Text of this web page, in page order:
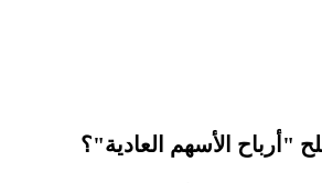
"أرباح الأسهم العادية"؟